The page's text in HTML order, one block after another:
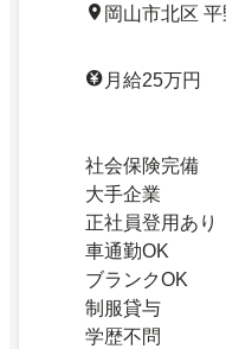
岡山市北区
月給25万円
社会保険完備
大手企業
正社員登用あり
車通勤OK
ブランクOK
制服貸与
学歴不問